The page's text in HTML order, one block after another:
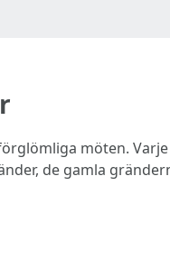
möten.
de gamla